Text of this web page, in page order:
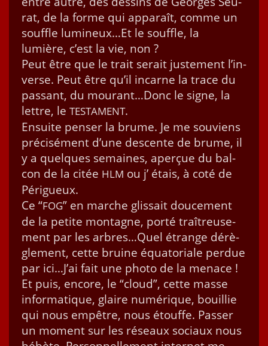
rat, de la forme qui appa­raît, comme un
souf­fle lumineux…Et le souf­fle, la
lumière, c’est la vie, non ?
Peut être que le trait serait juste­ment l’in­
verse. Peut être qu’il incar­ne la trace du
pas­sant, du mourant…Donc le signe, la
let­tre, le TESTAMENT.
Ensuite penser la brume. Je me sou­viens
pré­cisé­ment d’une descente de brume, il
y a quelques semaines, aperçue du bal­
con de la citée HLM ou j’ étais, à coté de
Périgueux.
Ce “FOG” en marche glis­sait douce­ment
de la petite mon­tagne, porté traîtreuse­
ment par les arbres…Quel étrange dérè­
gle­ment, cette bru­ine équa­to­ri­ale per­due
par ici…J’ai fait une pho­to de la men­ace !
Et puis, encore, le “cloud”, cette masse
infor­ma­tique, glaire numérique, bouil­lie
qui nous empêtre, nous étouffe. Pass­er
un moment sur les réseaux soci­aux nous